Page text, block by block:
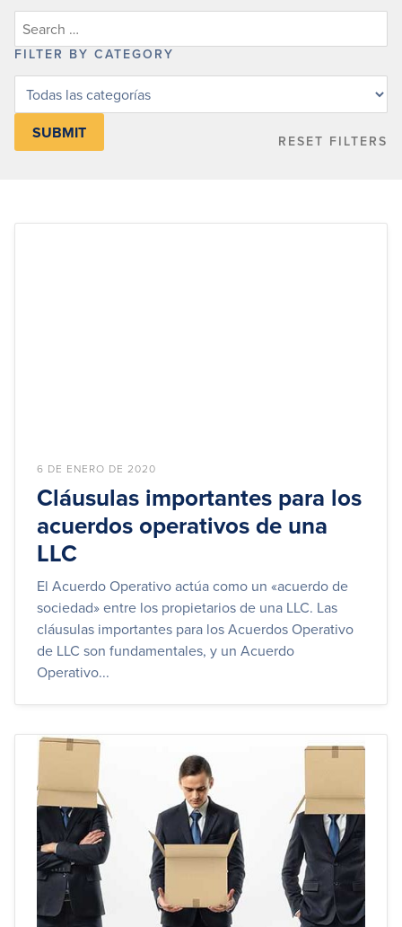
FILTER BY CATEGORY
Filter
category
RESET FILTERS
6 DE ENERO DE 2020
Cláusulas importantes para los
acuerdos operativos de una
LLC
El Acuerdo Operativo actúa como un «acuerdo de
sociedad» entre los propietarios de una LLC. Las
cláusulas importantes para los Acuerdos Operativo
de LLC son fundamentales, y un Acuerdo
Operativo...